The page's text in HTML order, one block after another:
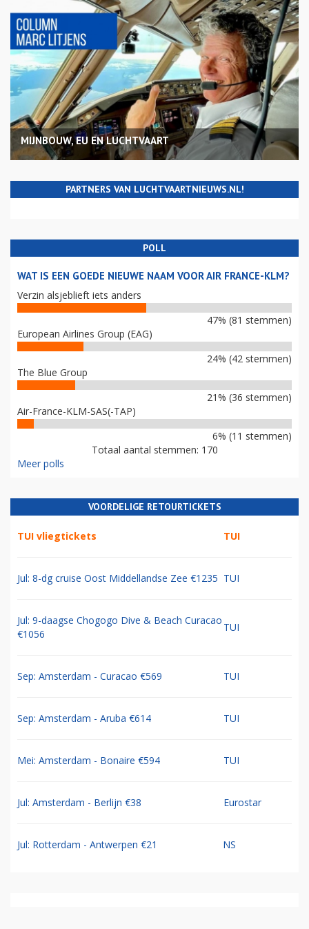
MIJNBOUW, EU EN LUCHTVAART
PARTNERS VAN LUCHTVAARTNIEUWS.NL!
POLL
WAT IS EEN GOEDE NIEUWE NAAM VOOR AIR FRANCE-KLM?
Verzin alsjeblieft iets anders
47% (81 stemmen)
European Airlines Group (EAG)
24% (42 stemmen)
The Blue Group
21% (36 stemmen)
Air-France-KLM-SAS(-TAP)
6% (11 stemmen)
Totaal aantal stemmen: 170
Meer polls
VOORDELIGE RETOURTICKETS
TUI vliegtickets TUI
Jul: 8-dg cruise Oost Middellandse Zee €1235 TUI
Jul: 9-daagse Chogogo Dive & Beach Curacao
€1056
TUI
Sep: Amsterdam - Curacao €569 TUI
Sep: Amsterdam - Aruba €614 TUI
Mei: Amsterdam - Bonaire €594 TUI
Jul: Amsterdam - Berlijn €38 Eurostar
Jul: Rotterdam - Antwerpen €21 NS